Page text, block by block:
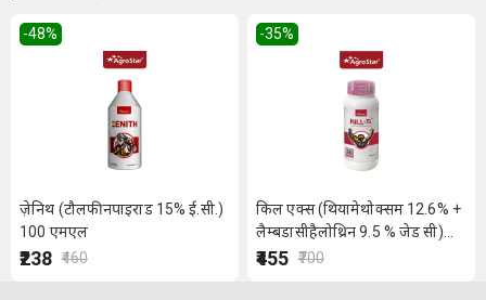
-48%
ज़ेनिथ (टौलफीनपाइराड 15% ई.सी.)
100 एमएल
₹238 ₹460
-35%
किल एक्स (थियामेथोक्सम 12.6% +
लैम्बडासीहैलोथ्रिन 9.5 % जेड सी)
200 मिली
₹455 ₹700